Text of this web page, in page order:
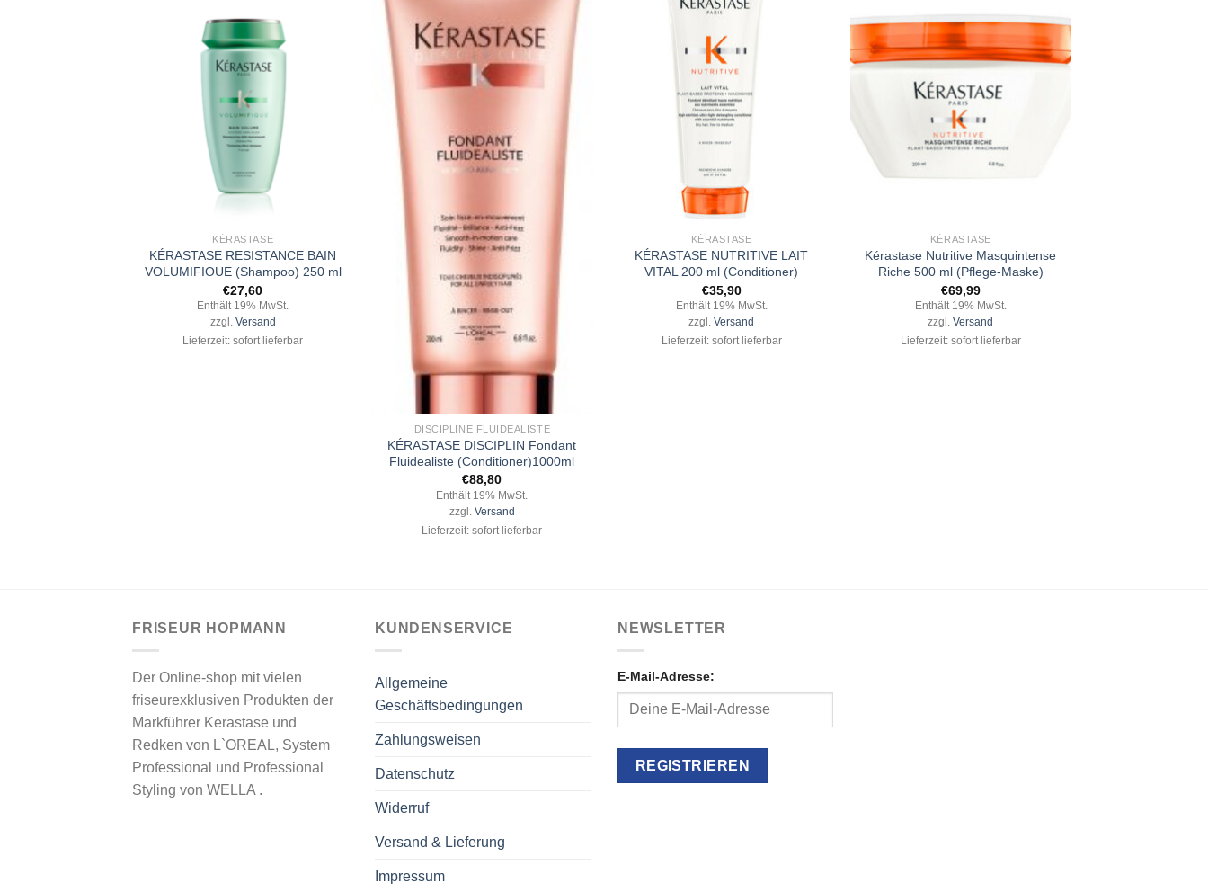
Wunschliste
hinzufügen
KÉRASTASE
KÉRASTASE RESISTANCE BAIN
VOLUMIFIOUE (Shampoo) 250 ml
€27,60
Enthält 19% MwSt.
zzgl. Versand
Lieferzeit: sofort lieferbar
Wunschliste
hinzufügen
DISCIPLINE FLUIDEALISTE
KÉRASTASE DISCIPLIN Fondant
Fluidealiste (Conditioner)1000ml
€88,80
Enthält 19% MwSt.
zzgl. Versand
Lieferzeit: sofort lieferbar
KÉRASTASE
KÉRASTASE NUTRITIVE LAIT
VITAL 200 ml (Conditioner)
€35,90
Enthält 19% MwSt.
zzgl.Versand
Lieferzeit: sofort lieferbar
Zu
Wunschliste
hinzufügen
KÉRASTASE
Kérastase Nutritive Masquintense
Riche 500 ml (Pflege-Maske)
€69,99
Enthält 19% MwSt.
zzgl.Versand
Lieferzeit: sofort lieferbar
FRISEUR HOPMANN
Der Online-shop mit vielen
friseurexklusiven Produkten der
Markführer Kerastase und
Redken von L`OREAL, System
Professional und Professional
Styling von WELLA .
KUNDENSERVICE
Allgemeine
Geschäftsbedingungen
Zahlungsweisen
Datenschutz
Widerruf
Versand & Lieferung
Impressum
NEWSLETTER
E-Mail-Adresse: